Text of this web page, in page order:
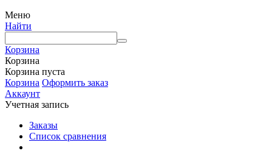
Меню
Найти
Корзина
Корзина
Корзина пуста
Корзина Оформить заказ
Аккаунт
Учетная запись
Заказы
Список сравнения